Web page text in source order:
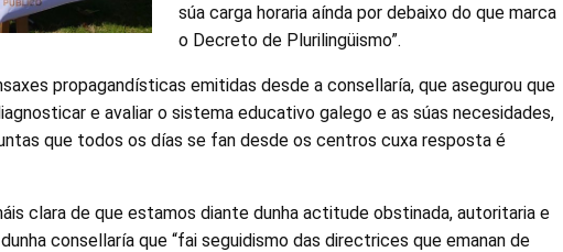
súa carga horaria aínda por debaixo do que marca
o Decreto de Plurilingüismo”.
propagandísticas emitidas desde a consellaría, que asegurou que
e avaliar o sistema educativo galego e as súas necesidades,
que todos os días se fan desde os centros cuxa resposta é
clara de que estamos diante dunha actitude obstinada, autoritaria e
consellaría que “fai seguidismo das directrices que emanan de